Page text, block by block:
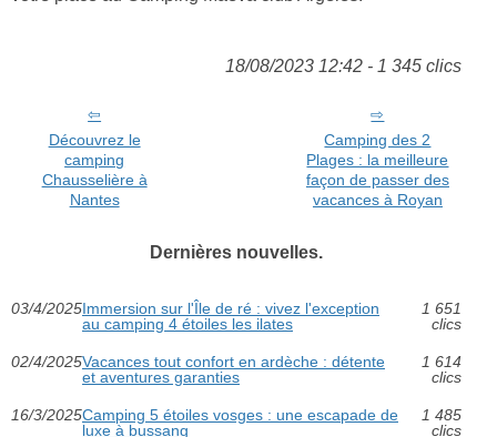
18/08/2023 12:42 - 1 345 clics
Découvrez le
camping
Chausselière à
Nantes
Camping des 2
Plages : la meilleure
façon de passer des
vacances à Royan
Dernières nouvelles.
03/4/2025Immersion sur l'Île de ré : vivez l'exception
au camping 4 étoiles les ilates
1 651
clics
02/4/2025Vacances tout confort en ardèche : détente
et aventures garanties
1 614
clics
16/3/2025Camping 5 étoiles vosges : une escapade de
luxe à bussang
1 485
clics